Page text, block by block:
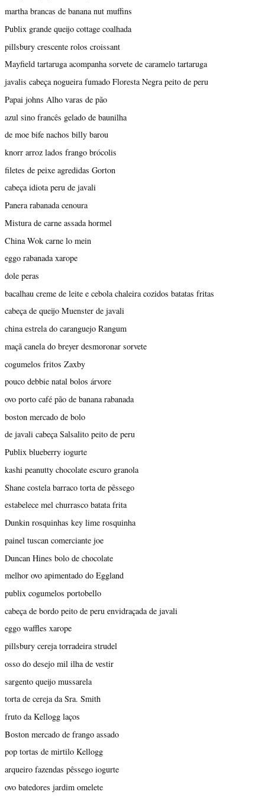
martha brancas de banana nut muffins
Publix grande queijo cottage coalhada
pillsbury crescente rolos croissant
Mayfield tartaruga acompanha sorvete de caramelo tartaruga
javalis cabeça nogueira fumado Floresta Negra peito de peru
Papai johns Alho varas de pão
azul sino francês gelado de baunilha
de moe bife nachos billy barou
knorr arroz lados frango brócolis
filetes de peixe agredidas Gorton
cabeça idiota peru de javali
Panera rabanada cenoura
Mistura de carne assada hormel
China Wok carne lo mein
eggo rabanada xarope
dole peras
bacalhau creme de leite e cebola chaleira cozidos batatas fritas
cabeça de queijo Muenster de javali
china estrela do caranguejo Rangum
maçã canela do breyer desmoronar sorvete
cogumelos fritos Zaxby
pouco debbie natal bolos árvore
ovo porto café pão de banana rabanada
boston mercado de bolo
de javali cabeça Salsalito peito de peru
Publix blueberry iogurte
kashi peanutty chocolate escuro granola
Shane costela barraco torta de pêssego
estabelece mel churrasco batata frita
Dunkin rosquinhas key lime rosquinha
painel tuscan comerciante joe
Duncan Hines bolo de chocolate
melhor ovo apimentado do Eggland
publix cogumelos portobello
cabeça de bordo peito de peru envidraçada de javali
eggo waffles xarope
pillsbury cereja torradeira strudel
osso do desejo mil ilha de vestir
sargento queijo mussarela
torta de cereja da Sra. Smith
fruto da Kellogg laços
Boston mercado de frango assado
pop tortas de mirtilo Kellogg
arqueiro fazendas pêssego iogurte
ovo batedores jardim omelete